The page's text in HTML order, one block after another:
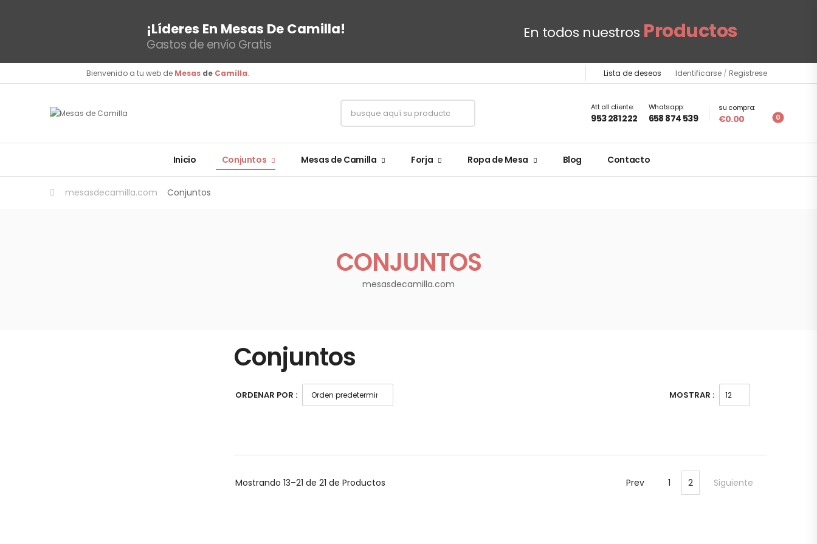
¡Líderes En Mesas De Camilla!
Gastos de envío Gratis
En todos nuestros Productos
Bienvenido a tu web de Mesas de Camilla. Lista de deseos Identificarse / Registrese
Att all cliente:
953 281 222
Whatsapp:
658 874 539
su compra:
€0.00 0
Inicio Conjuntos Mesas de Camilla Forja Ropa de Mesa Blog Contacto
mesasdecamilla.com Conjuntos
CONJUNTOS
mesasdecamilla.com
Conjuntos
ORDENAR POR : MOSTRAR :
Mostrando 13–21 de 21 de Productos Prev 1 2 Siguiente